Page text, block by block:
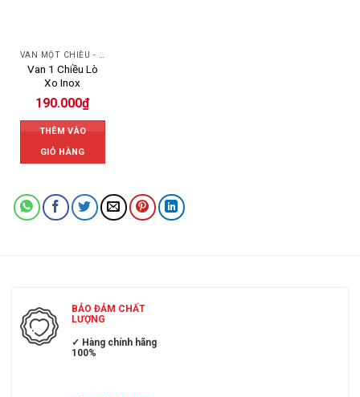
Van 1 Chiều Lò
Xo Inox
190.000₫
THÊM VÀO
GIỎ HÀNG
BẢO ĐẢM CHẤT
LƯỢNG
✓ Hàng chính hãng
100%